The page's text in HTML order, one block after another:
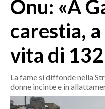
MEDIO CAMPIDANO
SASSARI E PROVINCIA
GALLURA
NUORO E PROVINCIA
OGLIASTRA
AGENDA
Onu: «A
carestia,
vita di
La fame si diffonde nella
donne incinte e in